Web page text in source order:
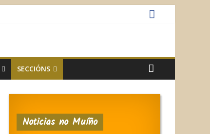
SECCIÓNS
Noticias no Muíño